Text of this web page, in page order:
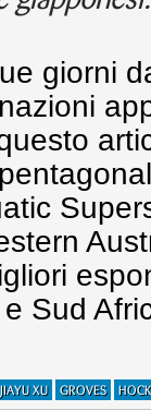
giorni
Sud
JIAYU XU GROVES